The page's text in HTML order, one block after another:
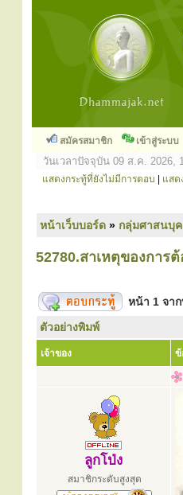
สมัครสมาชิก เข้าสู่ระบบ
วันเวลาปัจจุบัน 09 ส.ค. 2026,
แสดงกระทู้ที่ยังไม่มีการตอบ แสด
หน้าเว็บบอร์ด » กลุ่มศาสนบุ
52780.สาเหตุของการ
หน้า 1 จา
ตัวอย่างพิมพ์
เจ้าของ ข้
ลูกโป่ง
สมาชิกระดับสูงสุด